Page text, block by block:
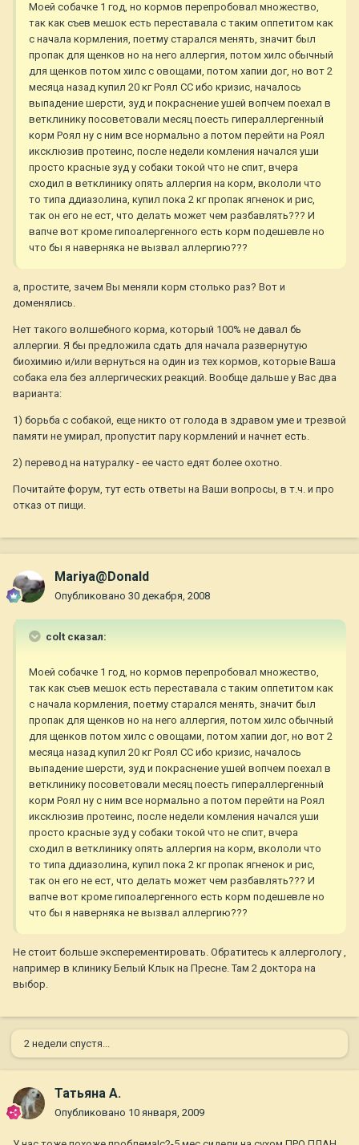
Моей собачке 1 год, но кормов перепробовал множество,
так как съев мешок есть переставала с таким оппетитом как
с начала кормления, поетму старался менять, значит был
пропак для щенков но на него аллергия, потом хилс обычный
для щенков потом хилс с овощами, потом хапии дог, но вот 2
месяца назад купил 20 кг Роял СС ибо кризис, началось
выпадение шерсти, зуд и покраснение ушей вопчем поехал в
ветклинику посоветовали месяц поесть гипераллергенный
корм Роял ну с ним все нормально а потом перейти на Роял
иксклюзив протеинс, после недели комления начался уши
просто красные зуд у собаки токой что не спит, вчера
сходил в ветклинику опять аллергия на корм, вкололи что
то типа ддиазолина, купил пока 2 кг пропак ягненок и рис,
так он его не ест, что делать может чем разбавлять??? И
вапче вот кроме гипоалергенного есть корм подешевле но
что бы я наверняка не вызвал аллергию???
а, простите, зачем Вы меняли корм столько раз? Вот и
доменялись.
Нет такого волшебного корма, который 100% не давал бь
аллергии. Я бы предложила сдать для начала развернутую
биохимию и/или вернуться на один из тех кормов, которые Ваша
собака ела без аллергических реакций. Вообще дальше у Вас два
варианта:
1) борьба с собакой, еще никто от голода в здравом уме и трезвой
памяти не умирал, пропустит пару кормлений и начнет есть.
2) перевод на натуралку - ее часто едят более охотно.
Почитайте форум, тут есть ответы на Ваши вопросы, в т.ч. и про
отказ от пищи.
Mariya@Donald
Опубликовано 30 декабря, 2008
colt сказал:
Моей собачке 1 год, но кормов перепробовал множество,
так как съев мешок есть переставала с таким оппетитом как
с начала кормления, поетму старался менять, значит был
пропак для щенков но на него аллергия, потом хилс обычный
для щенков потом хилс с овощами, потом хапии дог, но вот 2
месяца назад купил 20 кг Роял СС ибо кризис, началось
выпадение шерсти, зуд и покраснение ушей вопчем поехал в
ветклинику посоветовали месяц поесть гипераллергенный
корм Роял ну с ним все нормально а потом перейти на Роял
иксклюзив протеинс, после недели комления начался уши
просто красные зуд у собаки токой что не спит, вчера
сходил в ветклинику опять аллергия на корм, вкололи что
то типа ддиазолина, купил пока 2 кг пропак ягненок и рис,
так он его не ест, что делать может чем разбавлять??? И
вапче вот кроме гипоалергенного есть корм подешевле но
что бы я наверняка не вызвал аллергию???
Не стоит больше эксперементировать. Обратитесь к аллергологу ,
например в клинику Белый Клык на Пресне. Там 2 доктора на
выбор.
2 недели спустя...
Татьяна А.
Опубликовано 10 января, 2009